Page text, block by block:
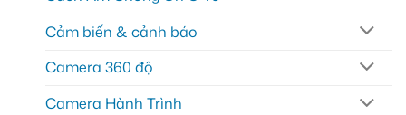
Cảm biến & cảnh báo
Camera 360 độ
Camera Hành Trình